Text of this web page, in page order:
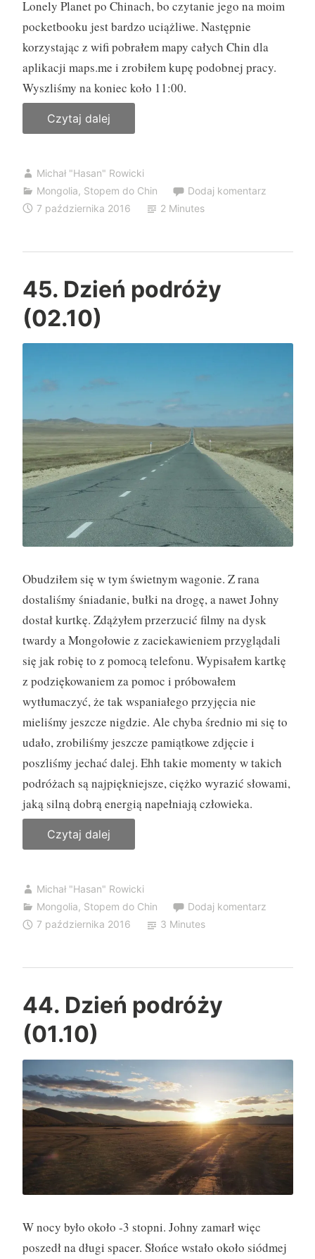
Lonely Planet po Chinach, bo czytanie jego na moim
pocketbooku jest bardzo uciążliwe. Następnie
korzystając z wifi pobrałem mapy całych Chin dla
aplikacji maps.me i zrobiłem kupę podobnej pracy.
Wyszliśmy na koniec koło 11:00.
Czytaj dalej
4
.
D
z
e
p
(
0
1
0
Michał "Hasan" Rowicki
Mongolia, Stopem do Chin
Dodaj komentarz
7 października 2016
2 Minutes
45. Dzień podróży
(02.10)
Obudziłem się w tym świetnym wagonie. Z rana
dostaliśmy śniadanie, bułki na drogę, a nawet Johny
dostał kurtkę. Zdążyłem przerzucić filmy na dysk
twardy a Mongołowie z zaciekawieniem przyglądali
się jak robię to z pomocą telefonu. Wypisałem kartkę
z podziękowaniem za pomoc i próbowałem
wytłumaczyć, że tak wspaniałego przyjęcia nie
mieliśmy jeszcze nigdzie. Ale chyba średnio mi się to
udało, zrobiliśmy jeszcze pamiątkowe zdjęcie i
poszliśmy jechać dalej. Ehh takie momenty w takich
podróżach są najpiękniejsze, ciężko wyrazić słowami,
jaką silną dobrą energią napełniają człowieka.
Czytaj dalej
4
.
D
e
p
r
ó
ż
y
0
1
0
Michał "Hasan" Rowicki
Mongolia, Stopem do Chin
Dodaj komentarz
7 października 2016
3 Minutes
44. Dzień podróży
(01.10)
W nocy było około -3 stopni. Johny zamarł więc
poszedł na długi spacer. Słońce wstało około siódmej